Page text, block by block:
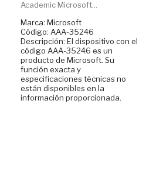
Academic Microsoft...
Marca: Microsoft
Código: AAA-35246
Descripción: El dispositivo con el
código AAA-35246 es un
producto de Microsoft. Su
función exacta y
especificaciones técnicas no
están disponibles en la
información proporcionada.